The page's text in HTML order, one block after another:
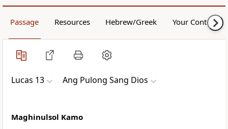
Passage Resources Hebrew/Greek Your Content
Lucas 13 Ang Pulong Sang Dios
Maghinulsol Kamo